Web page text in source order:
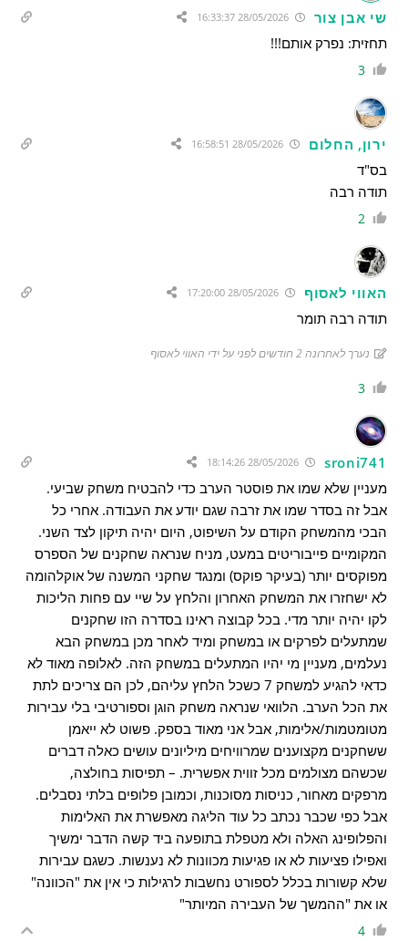
שי אבן צור 28/05/2026 16:33:37
תחזית: נפרק אותם!!!
3
ירון, החלום 28/05/2026 16:58:51
בס"ד
תודה רבה
2
האווי לאסוף 28/05/2026 17:20:00
תודה רבה תומר
נערך לאחרונה 2 חודשים לפני על ידי האווי לאסוף
3
sroni741
28/05/2026 18:14:26
מעניין שלא שמו את פוסטר הערב כדי להבטיח משחק שביעי.
אבל זה בסדר שמו את זרבה שגם יודע את העבודה. אחרי כל
הבכי מהמשחק הקודם על השיפוט, היום יהיה תיקון לצד השני.
המקומיים פייבוריטים במעט, מניח שנראה שחקנים של הספרס
מפוקסים יותר (בעיקר פוקס) ומנגד שחקני המשנה של אוקלהומה
לא ישחזרו את המשחק האחרון והלחץ על שיי עם פחות הליכות
לקו יהיה יותר מדי. בכל קבוצה ראינו בסדרה הזו שחקנים
שמתעלים לפרקים או במשחק ומיד לאחר מכן במשחק הבא
נעלמים, מעניין מי יהיו המתעלים במשחק הזה. לאלופה מאוד לא
כדאי להגיע למשחק 7 כשכל הלחץ עליהם, לכן הם צריכים לתת
את הכל הערב. הלוואי שנראה משחק הוגן וספורטיבי בלי עבירות
מטומטמות/אלימות, אבל אני מאוד בספק. פשוט לא ייאמן
ששחקנים מקצוענים שמרוויחים מיליונים עושים כאלה דברים
שכשהם מצולמים מכל זווית אפשרית. – תפיסות בחולצה,
מרפקים מאחור, כניסות מסוכנות, וכמובן פלופים בלתי נסבלים.
אבל כפי שכבר נכתב כל עוד הליגה מאפשרת את האלימות
והפלופינג האלה ולא מטפלת בתופעה ביד קשה הדבר ימשיך
ואפילו פציעות לא או פגיעות מכוונות לא נענשות. כשגם עבירות
שלא קשורות בכלל לספורט נחשבות לרגילות כי אין את "הכוונה"
או את "ההמשך של העבירה המיותר"
4